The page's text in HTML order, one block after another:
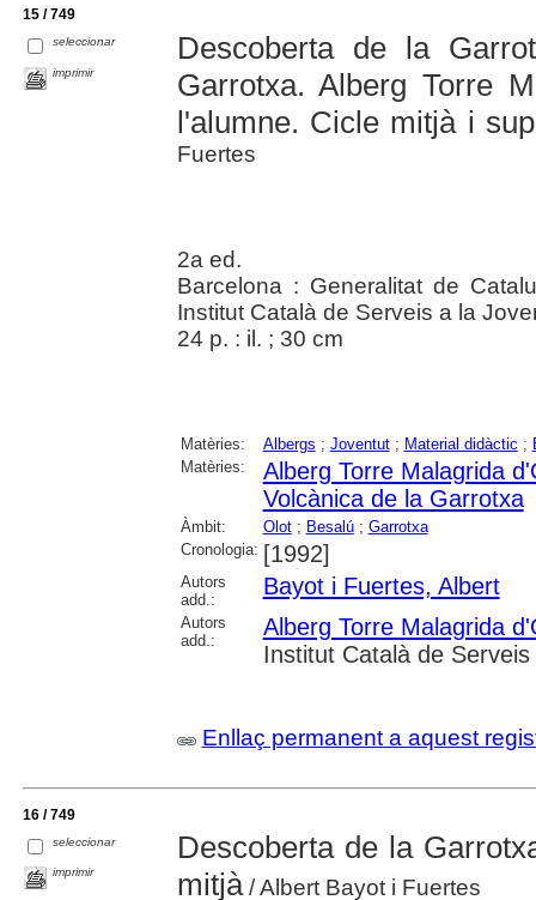
15 / 749
seleccionar
imprimir
Descoberta de la
Garrotxa. Alberg Torre
l'alumne. Cicle mitjà i
Fuertes
2a ed.
Barcelona : Generalitat de
Institut Català de Serveis a la
24 p. : il. ; 30 cm
Matèries: Albergs ; Joventut; Material didàctic ;
Matèries:
Alberg Torre Malagrida
Volcànica de la Garrotxa
Àmbit: Olot; Besalú; Garrotxa
Cronologia: [1992]
Autors
add.:
Bayot i Fuertes, Albert
Autors
add.:
Alberg Torre Malagrida
Institut Català de
Enllaç permanent a aquest
16 / 749
seleccionar
imprimir
Descoberta de la
mitjà/ Albert Bayot i Fuertes